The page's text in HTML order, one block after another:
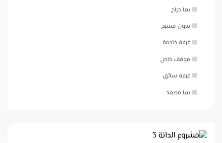
بها جراج
بدون مسبح
غرفة خادمة
موقف خاص
غرفة سائق
بها مصعد